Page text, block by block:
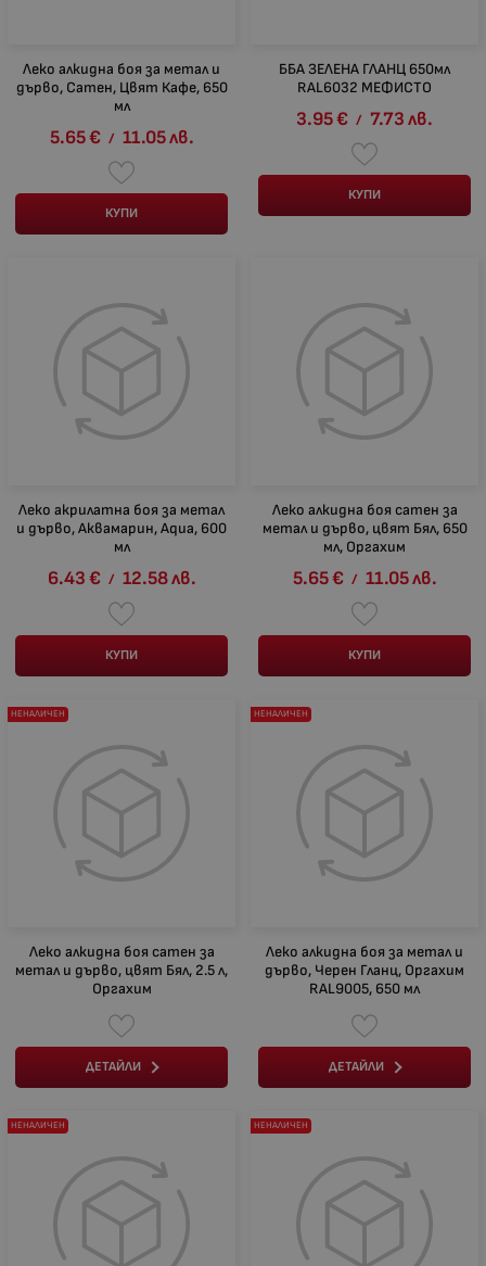
Леко алкидна боя за метал и
дърво, Сатен, Цвят Кафе, 650
мл
5.65€ / 11.05лв.
КУПИ
ББА ЗЕЛЕНА ГЛАНЦ 650мл
RAL6032 МЕФИСТО
3.95€ / 7.73лв.
КУПИ
Леко акрилатна боя за метал
и дърво, Аквамарин, Aqua, 600
мл
6.43€ / 12.58лв.
КУПИ
Леко алкидна боя сатен за
метал и дърво, цвят Бял, 650
мл, Оргахим
5.65€ / 11.05лв.
КУПИ
Леко алкидна боя сатен за
метал и дърво, цвят Бял, 2.5 л,
Оргахим
ДЕТАЙЛИ
НЕНАЛИЧЕН
Леко алкидна боя за метал и
дърво, Черен Гланц, Оргахим
RAL9005, 650 мл
ДЕТАЙЛИ
НЕНАЛИЧЕН
НЕНАЛИЧЕН НЕНАЛИЧЕН